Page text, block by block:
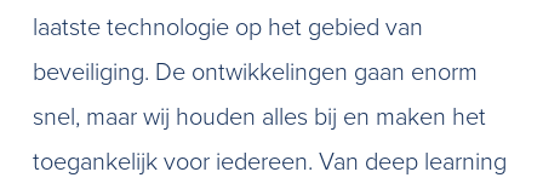
laatste technologie op het gebied van
beveiliging. De ontwikkelingen gaan enorm
snel, maar wij houden alles bij en maken het
toegankelijk voor iedereen. Van deep learning